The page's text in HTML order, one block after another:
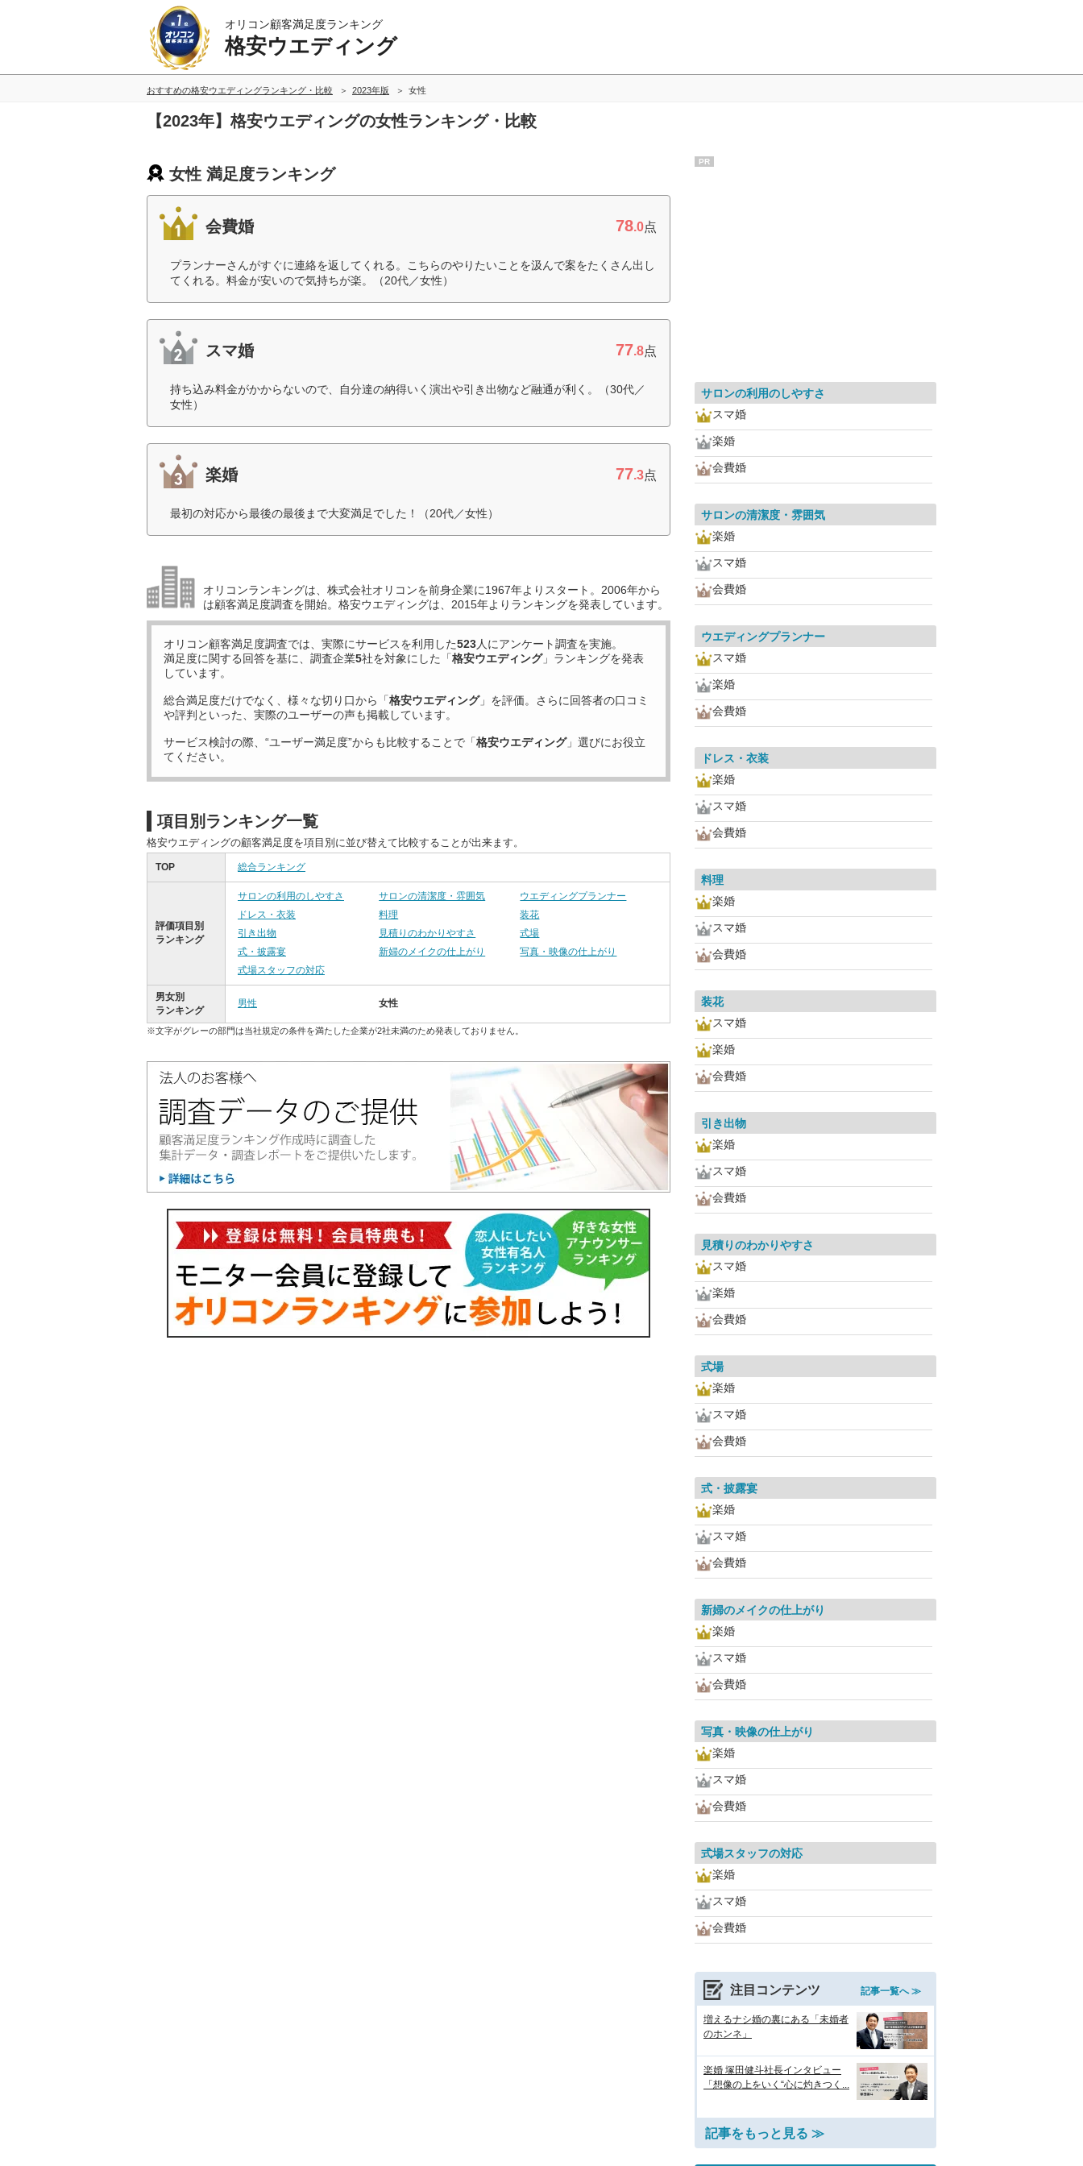
オリコン顧客満足度ランキング
格安ウエディング
おすすめの格安ウエディングランキング・比較 2023年版 女性
【2023年】格安ウエディングの女性ランキング・比較
女性 満足度ランキング
会費婚 78.0点
プランナーさんがすぐに連絡を返してくれる。こちらのやりたいことを汲んで案をたくさん出し
てくれる。料金が安いので気持ちが楽。（20代／女性）
スマ婚 77.8点
持ち込み料金がかからないので、自分達の納得いく演出や引き出物など融通が利く。（30代／
女性）
楽婚 77.3点
最初の対応から最後の最後まで大変満足でした！（20代／女性）
オリコンランキングは、株式会社オリコンを前身企業に1967年よりスタート。2006年から
は顧客満足度調査を開始。格安ウエディングは、2015年よりランキングを発表しています。
オリコン顧客満足度調査では、実際にサービスを利用した523人にアンケート調査を実施。
満足度に関する回答を基に、調査企業5社を対象にした「格安ウエディング」ランキングを発表
しています。
総合満足度だけでなく、様々な切り口から「格安ウエディング」を評価。さらに回答者の口コミ
や評判といった、実際のユーザーの声も掲載しています。
サービス検討の際、“ユーザー満足度”からも比較することで「格安ウエディング」選びにお役立
てください。
項目別ランキング一覧
格安ウエディングの顧客満足度を項目別に並び替えて比較することが出来ます。
TOP 総合ランキング
評価項目別
ランキング
サロンの利用のしやすさ サロンの清潔度・雰囲気
ウエディングプランナー
ドレス・衣装
料理
装花
引き出物
見積りのわかりやすさ
式場
式・披露宴
新婦のメイクの仕上がり
写真・映像の仕上がり
式場スタッフの対応
男女別
ランキング
男性 女性
※文字がグレーの部門は当社規定の条件を満たした企業が2社未満のため発表しておりません。
PR
サロンの利用のしやすさ
スマ婚
楽婚
会費婚
サロンの清潔度・雰囲気
楽婚
スマ婚
会費婚
ウエディングプランナー
スマ婚
楽婚
会費婚
ドレス・衣装
楽婚
スマ婚
会費婚
料理
楽婚
スマ婚
会費婚
装花
スマ婚
楽婚
会費婚
引き出物
楽婚
スマ婚
会費婚
見積りのわかりやすさ
スマ婚
楽婚
会費婚
式場
楽婚
スマ婚
会費婚
式・披露宴
楽婚
スマ婚
会費婚
新婦のメイクの仕上がり
楽婚
スマ婚
会費婚
写真・映像の仕上がり
楽婚
スマ婚
会費婚
式場スタッフの対応
楽婚
スマ婚
会費婚
注目コンテンツ 記事一覧へ ≫
増えるナシ婚の裏にある「未婚者
のホンネ」
楽婚 塚田健斗社長インタビュー
「想像の上をいく“心に灼きつく...
記事をもっと見る ≫